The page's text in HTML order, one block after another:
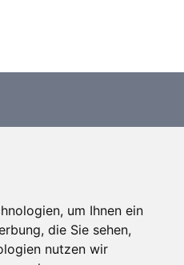
um Ihnen ein
die Sie sehen,
nutzen wir